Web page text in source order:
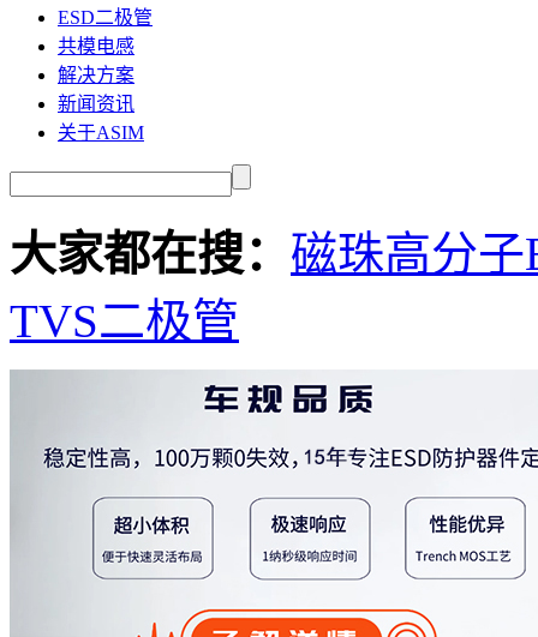
ESD二极管
共模电感
解决方案
新闻资讯
关于ASIM
大家都在搜： 磁珠高分子
TVS二极管